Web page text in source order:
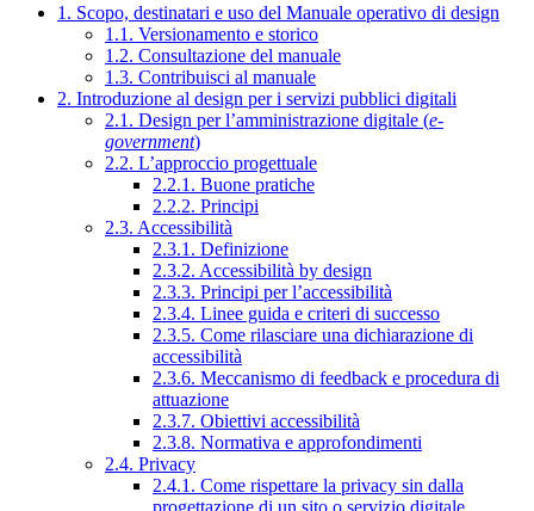
1. Scopo, destinatari e uso del Manuale operativo di design
1.1. Versionamento e storico
1.2. Consultazione del manuale
1.3. Contribuisci al manuale
2. Introduzione al design per i servizi pubblici digitali
2.1. Design per l’amministrazione digitale (e-
government)
2.2. L’approccio progettuale
2.2.1. Buone pratiche
2.2.2. Principi
2.3. Accessibilità
2.3.1. Definizione
2.3.2. Accessibilità by design
2.3.3. Principi per l’accessibilità
2.3.4. Linee guida e criteri di successo
2.3.5. Come rilasciare una dichiarazione di
accessibilità
2.3.6. Meccanismo di feedback e procedura di
attuazione
2.3.7. Obiettivi accessibilità
2.3.8. Normativa e approfondimenti
2.4. Privacy
2.4.1. Come rispettare la privacy sin dalla
progettazione di un sito o servizio digitale